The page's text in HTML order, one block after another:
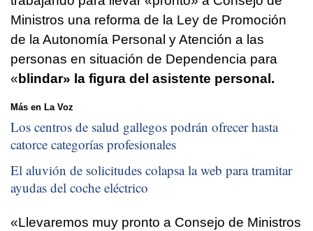
Ministros una reforma de la Ley de Promoción
de la Autonomía Personal y Atención a las
personas en situación de Dependencia para
«blindar» la figura del asistente personal.
Más en La Voz
Los centros de salud gallegos podrán ofrecer hasta
catorce categorías profesionales
El aluvión de solicitudes colapsa la web para tramitar
ayudas del coche eléctrico
«Llevaremos muy pronto a Consejo de Ministros